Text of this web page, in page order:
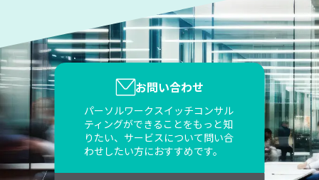
お問い合わせ
パーソルワークスイッチコンサル
ティングができることをもっと知
りたい、サービスについて問い合
わせしたい方におすすめです。